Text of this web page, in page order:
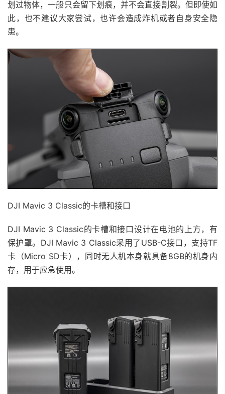
划过物体，一般只会留下划痕，并不会直接割裂。但即使如
此，也不建议大家尝试，也许会造成炸机或者自身安全隐
患。
DJI Mavic 3 Classic的卡槽和接口
DJI Mavic 3 Classic的卡槽和接口设计在电池的上方，有
保护罩。DJI Mavic 3 Classic采用了USB-C接口，支持TF
卡（Micro SD卡），同时无人机本身就具备8GB的机身内
存，用于应急使用。